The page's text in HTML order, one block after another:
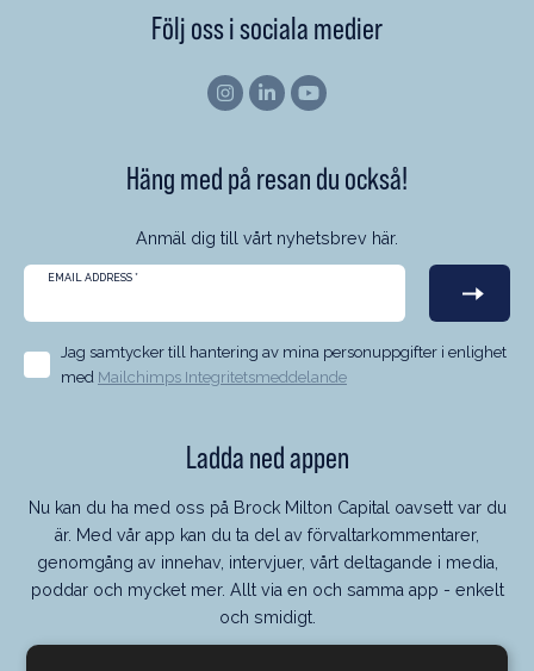
Följ oss i sociala medier
Häng med på resan du också!
Anmäl dig till vårt nyhetsbrev här.
EMAIL ADDRESS *
Jag samtycker till hantering av mina personuppgifter i enlighet
med Mailchimps Integritetsmeddelande
Ladda ned appen
Nu kan du ha med oss på Brock Milton Capital oavsett var du
är. Med vår app kan du ta del av förvaltarkommentarer,
genomgång av innehav, intervjuer, vårt deltagande i media,
poddar och mycket mer. Allt via en och samma app - enkelt
och smidigt.